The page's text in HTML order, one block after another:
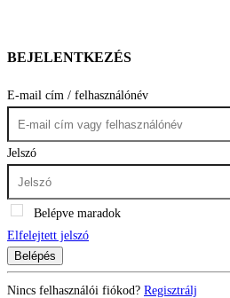
BEJELENTKEZÉS
E-mail cím / felhasználónév
Jelszó
Belépve maradok
Elfelejtett jelszó
Belépés
Nincs felhasználói fiókod? Regisztrálj